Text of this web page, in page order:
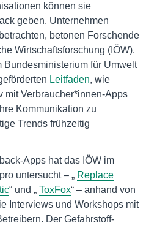
können sie
geben. Unternehmen
betonen Forschende
Wirtschaftsforschung (IÖW).
Bundesministerium für Umwelt
Leitfaden, wie
mit Verbraucher*innen-Apps
Kommunikation zu
Trends frühzeitig
Apps hat das IÖW im
untersucht – „ Replace
“ und „ ToxFox“ – anhand von
Interviews und Workshops mit
Der Gefahrstoff-